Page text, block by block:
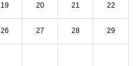
19 20 21 22
26 27 28 29